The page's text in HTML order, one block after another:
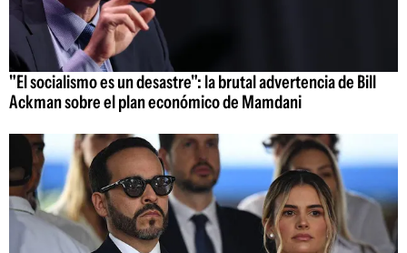
"El socialismo es un desastre": la brutal advertencia de Bill
Ackman sobre el plan económico de Mamdani